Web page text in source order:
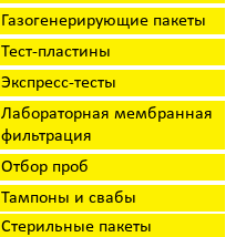
Газогенерирующие пакеты
Тест-пластины
Экспресс-тесты
Лабораторная мембранная
фильтрация
Отбор проб
Тампоны и свабы
Стерильные пакеты